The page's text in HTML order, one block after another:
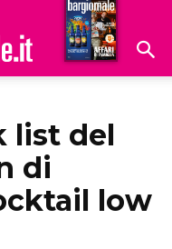
Hoteldomani
list del
di
low